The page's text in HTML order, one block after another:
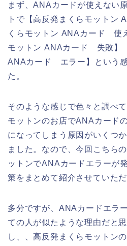
まず、ANAカードが使えない
トで【高反発まくらモットン
くらモットン ANAカード 使
モットン ANAカード 失敗】
ANAカード エラー】という
た。
そのような感じで色々と調べ
モットンのお店でANAカード
になってしまう原因がいくつ
ました。なので、今回こちら
ットンでANAカードエラーが
策をまとめて紹介させていただ
多分ですが、ANAカードエラ
ての人が似たような理由だと
し、、高反発まくらモットン